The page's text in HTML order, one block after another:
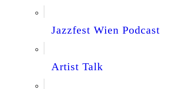
Jazzfest Wien Podcast
Artist Talk